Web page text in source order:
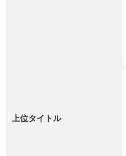
上位タイトル